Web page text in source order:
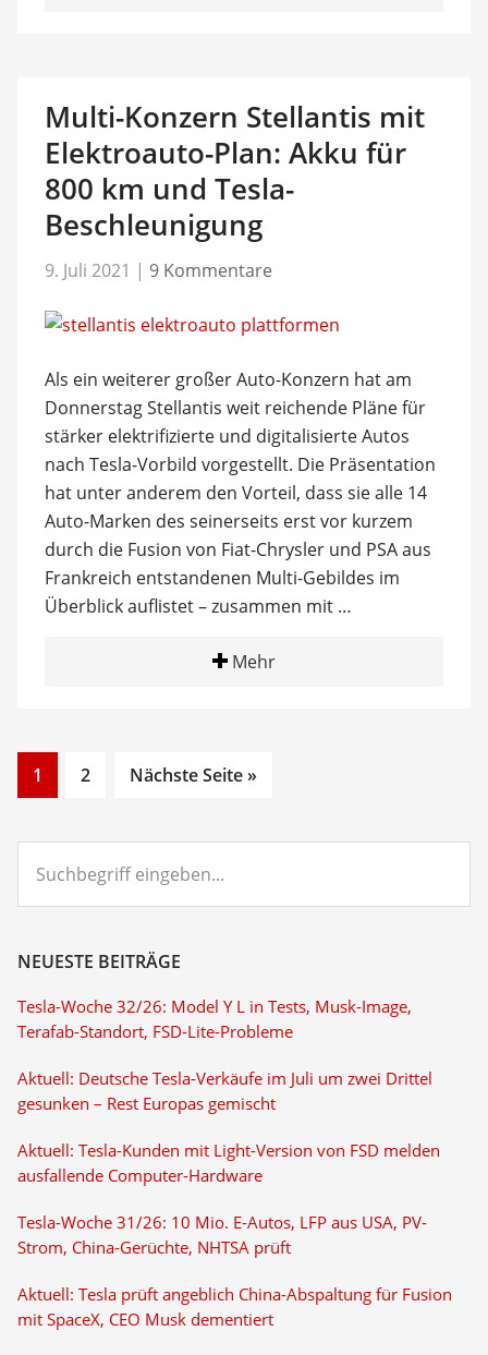
Multi-Konzern Stellantis mit
Elektroauto-Plan: Akku für
800 km und Tesla-
Beschleunigung
9. Juli 2021 | 9 Kommentare
Als ein weiterer großer Auto-Konzern hat am
Donnerstag Stellantis weit reichende Pläne für
stärker elektrifizierte und digitalisierte Autos
nach Tesla-Vorbild vorgestellt. Die Präsentation
hat unter anderem den Vorteil, dass sie alle 14
Auto-Marken des seinerseits erst vor kurzem
durch die Fusion von Fiat-Chrysler und PSA aus
Frankreich entstandenen Multi-Gebildes im
Überblick auflistet – zusammen mit …
Mehr
Go
to
1
Go
2 Nächste Seite »
eingeben...
NEUESTE BEITRÄGE
Tesla-Woche 32/26: Model Y L in Tests, Musk-Image,
Terafab-Standort, FSD-Lite-Probleme
Aktuell: Deutsche Tesla-Verkäufe im Juli um zwei Drittel
gesunken – Rest Europas gemischt
Aktuell: Tesla-Kunden mit Light-Version von FSD melden
ausfallende Computer-Hardware
Tesla-Woche 31/26: 10 Mio. E-Autos, LFP aus USA, PV-
Strom, China-Gerüchte, NHTSA prüft
Aktuell: Tesla prüft angeblich China-Abspaltung für Fusion
mit SpaceX, CEO Musk dementiert